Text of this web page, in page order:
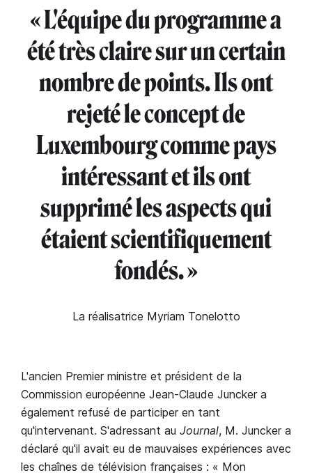
« L'équipe du programme a
été très claire sur un certain
nombre de points. Ils ont
rejeté le concept de
Luxembourg comme pays
intéressant et ils ont
supprimé les aspects qui
étaient scientifiquement
fondés. »
La réalisatrice Myriam Tonelotto
L'ancien Premier ministre et président de la
Commission européenne Jean-Claude Juncker a
également refusé de participer en tant
qu'intervenant. S'adressant au Journal, M. Juncker a
déclaré qu'il avait eu de mauvaises expériences avec
les chaînes de télévision françaises : « Mon